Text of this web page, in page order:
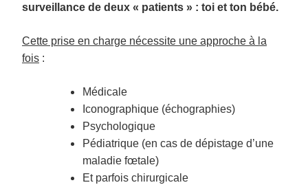
surveillance de deux « patients » : toi et ton bébé.
Cette prise en charge nécessite une approche à la
fois :
Médicale
Iconographique (échographies)
Psychologique
Pédiatrique (en cas de dépistage d’une
maladie fœtale)
Et parfois chirurgicale